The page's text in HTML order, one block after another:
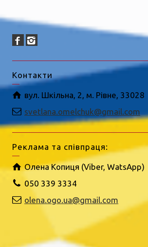
Контакти
вул. Шкільна, 2, м. Рівне, 33028
svetlana.omelchuk@gmail.com
Реклама та співпраця:
Олена Копиця (Viber, WatsApp)
050 339 3334
olena.ogo.ua@gmail.com